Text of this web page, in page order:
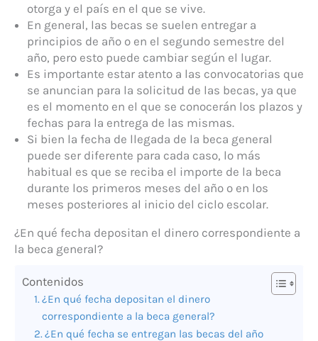
otorga y el país en el que se vive.
En general, las becas se suelen entregar a
principios de año o en el segundo semestre del
año, pero esto puede cambiar según el lugar.
Es importante estar atento a las convocatorias que
se anuncian para la solicitud de las becas, ya que
es el momento en el que se conocerán los plazos y
fechas para la entrega de las mismas.
Si bien la fecha de llegada de la beca general
puede ser diferente para cada caso, lo más
habitual es que se reciba el importe de la beca
durante los primeros meses del año o en los
meses posteriores al inicio del ciclo escolar.
¿En qué fecha depositan el dinero correspondiente a
la beca general?
Contenidos
¿En qué fecha depositan el dinero
correspondiente a la beca general?
¿En qué fecha se entregan las becas del año